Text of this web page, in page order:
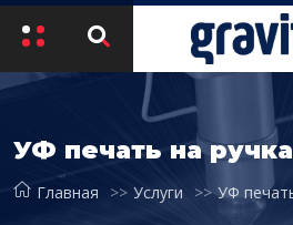
УФ печать на
Главная Услуги УФ